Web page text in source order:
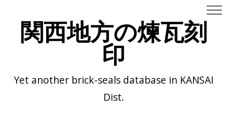
関西地方の煉瓦刻
印
Yet another brick-seals database in KANSAI
Dist.